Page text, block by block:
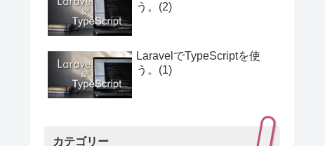
う。(2)
LaravelでTypeScriptを使
う。(1)
カテゴリー